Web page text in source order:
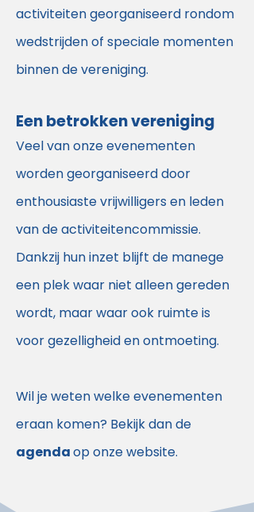
activiteiten georganiseerd rondom
wedstrijden of speciale momenten
binnen de vereniging.
Een betrokken vereniging
Veel van onze evenementen
worden georganiseerd door
enthousiaste vrijwilligers en leden
van de activiteitencommissie.
Dankzij hun inzet blijft de manege
een plek waar niet alleen gereden
wordt, maar waar ook ruimte is
voor gezelligheid en ontmoeting.
Wil je weten welke evenementen
eraan komen? Bekijk dan de
agendaop onze website.